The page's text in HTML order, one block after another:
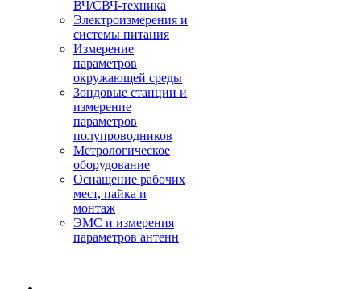
ВЧ/СВЧ-техника
Электроизмерения и
системы питания
Измерение
параметров
окружающей среды
Зондовые станции и
измерение
параметров
полупроводников
Метрологическое
оборудование
Оснащение рабочих
мест, пайка и
монтаж
ЭМС и измерения
параметров антенн